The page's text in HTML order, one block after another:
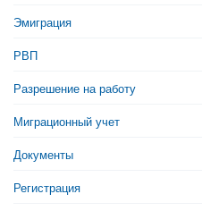
Эмиграция
РВП
Разрешение на работу
Миграционный учет
Документы
Регистрация